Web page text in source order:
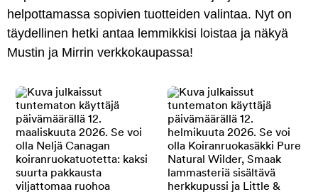
helpottamassa sopivien tuotteiden valintaa. Nyt on
täydellinen hetki antaa lemmikkisi loistaa ja näkyä
Mustin ja Mirrin verkkokaupassa!